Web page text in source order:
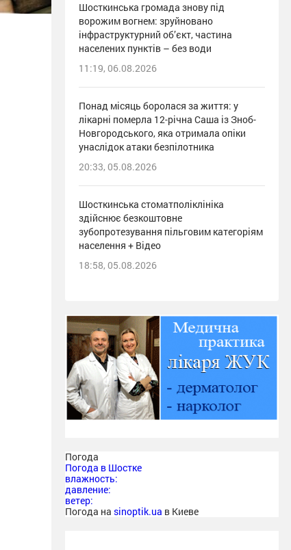
Шосткинська громада знову під
ворожим вогнем: зруйновано
інфраструктурний об’єкт, частина
населених пунктів – без води
11:19, 06.08.2026
Понад місяць боролася за життя: у
лікарні померла 12-річна Саша із Зноб-
Новгородського, яка отримала опіки
унаслідок атаки безпілотника
20:33, 05.08.2026
Шосткинська стоматполіклініка
здійснює безкоштовне
зубопротезування пільговим категоріям
населення + Відео
18:58, 05.08.2026
Погода
Погода в Шостке
влажность:
давление:
ветер:
Погода на sinoptik.ua в Киеве